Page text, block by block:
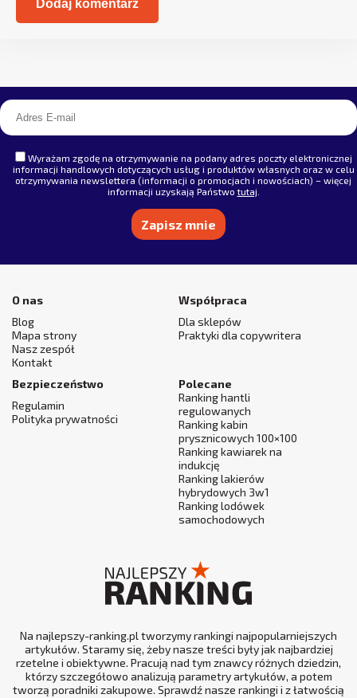
Wyrażam zgodę na otrzymywanie na podany adres poczty elektronicznej
informacji handlowych dotyczących usług i produktów własnych oraz w celu
otrzymywania newslettera (informacji o promocjach i nowościach) – więcej
informacji uzyskają Państwotutaj
O nas
Blog
Mapa strony
Nasz zespół
Kontakt
Współpraca
Dla sklepów
Praktyki dla copywritera
Bezpieczeństwo
Regulamin
Polityka prywatności
Polecane
Ranking hantli
regulowanych
Ranking kabin
prysznicowych 100×100
Ranking kawiarek na
indukcję
Ranking lakierów
hybrydowych 3w1
Ranking lodówek
samochodowych
Na najlepszy-ranking.pl tworzymy rankingi najpopularniejszych
artykułów. Staramy się, żeby nasze treści były jak najbardziej
rzetelne i obiektywne. Pracują nad tym znawcy różnych dziedzin,
którzy szczegółowo analizują parametry artykułów, a potem
tworzą poradniki zakupowe. Sprawdź nasze rankingi i z łatwością